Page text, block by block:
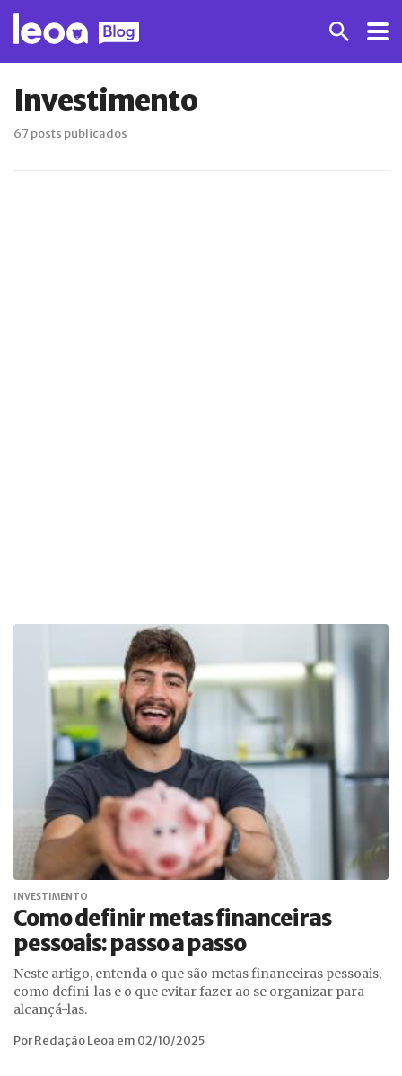
Investimento
67 posts publicados
INVESTIMENTO
Como definir metas financeiras
pessoais: passo a passo
Neste artigo, entenda o que são metas financeiras pessoais,
como defini-las e o que evitar fazer ao se organizar para
alcançá-las.
Por Redação Leoa em 02/10/2025